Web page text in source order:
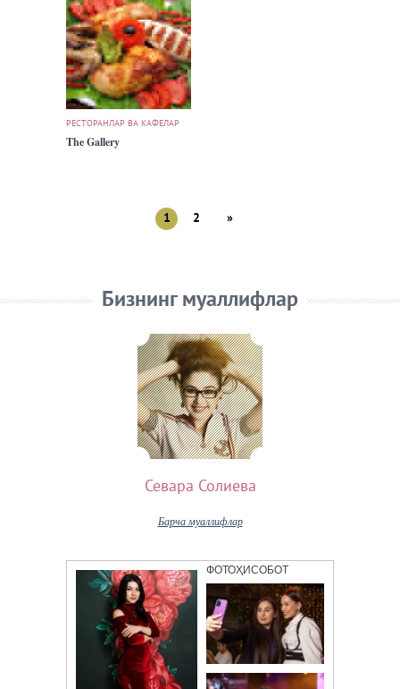
РЕСТОРАНЛАР ВА КАФЕЛАР
The Gallery
1 2 »
Бизнинг муаллифлар
Севара Солиева
Барча муаллифлар
ФОТОҲИСОБОТ